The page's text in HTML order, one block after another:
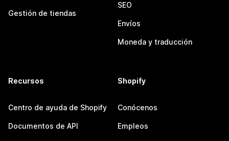
Gestión de tiendas
SEO
Envíos
Moneda y traducción
Recursos
Centro de ayuda de Shopify
Documentos de API
Shopify
Conócenos
Empleos